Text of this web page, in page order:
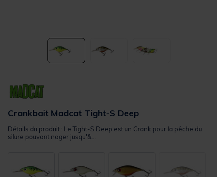
Crankbait Madcat Tight-S Deep
Détails du produit : Le Tight-S Deep est un Crank pour la pêche du
silure pouvant nager jusqu'&...